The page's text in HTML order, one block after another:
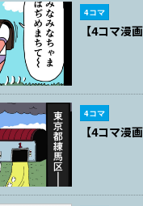
4コマ
【4コマ漫
4コマ
【4コマ漫